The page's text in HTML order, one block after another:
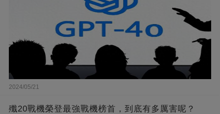
2024/05/21
殲20戰機榮登最強戰機榜首，到底有多厲害呢？